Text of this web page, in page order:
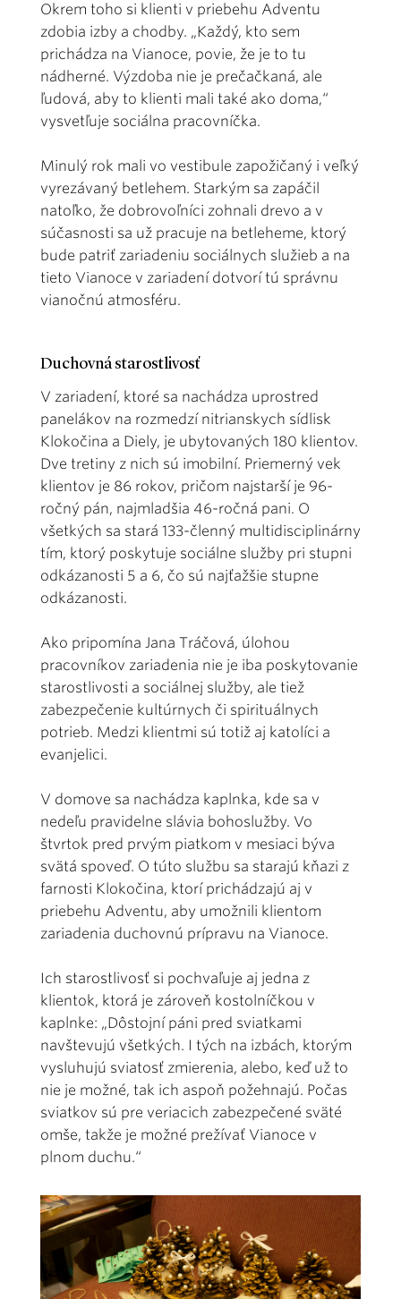
Okrem toho si klienti v priebehu Adventu
zdobia izby a chodby. „Každý, kto sem
prichádza na Vianoce, povie, že je to tu
nádherné. Výzdoba nie je prečačkaná, ale
ľudová, aby to klienti mali také ako doma,“
vysvetľuje sociálna pracovníčka.
Minulý rok mali vo vestibule zapožičaný i veľký
vyrezávaný betlehem. Starkým sa zapáčil
natoľko, že dobrovoľníci zohnali drevo a v
súčasnosti sa už pracuje na betleheme, ktorý
bude patriť zariadeniu sociálnych služieb a na
tieto Vianoce v zariadení dotvorí tú správnu
vianočnú atmosféru.
Duchovná starostlivosť
V zariadení, ktoré sa nachádza uprostred
panelákov na rozmedzí nitrianskych sídlisk
Klokočina a Diely, je ubytovaných 180 klientov.
Dve tretiny z nich sú imobilní. Priemerný vek
klientov je 86 rokov, pričom najstarší je 96-
ročný pán, najmladšia 46-ročná pani. O
všetkých sa stará 133-členný multidisciplinárny
tím, ktorý poskytuje sociálne služby pri stupni
odkázanosti 5 a 6, čo sú najťažšie stupne
odkázanosti.
Ako pripomína Jana Tráčová, úlohou
pracovníkov zariadenia nie je iba poskytovanie
starostlivosti a sociálnej služby, ale tiež
zabezpečenie kultúrnych či spirituálnych
potrieb. Medzi klientmi sú totiž aj katolíci a
evanjelici.
V domove sa nachádza kaplnka, kde sa v
nedeľu pravidelne slávia bohoslužby. Vo
štvrtok pred prvým piatkom v mesiaci býva
svätá spoveď. O túto službu sa starajú kňazi z
farnosti Klokočina, ktorí prichádzajú aj v
priebehu Adventu, aby umožnili klientom
zariadenia duchovnú prípravu na Vianoce.
Ich starostlivosť si pochvaľuje aj jedna z
klientok, ktorá je zároveň kostolníčkou v
kaplnke: „Dôstojní páni pred sviatkami
navštevujú všetkých. I tých na izbách, ktorým
vysluhujú sviatosť zmierenia, alebo, keď už to
nie je možné, tak ich aspoň požehnajú. Počas
sviatkov sú pre veriacich zabezpečené sväté
omše, takže je možné prežívať Vianoce v
plnom duchu.“